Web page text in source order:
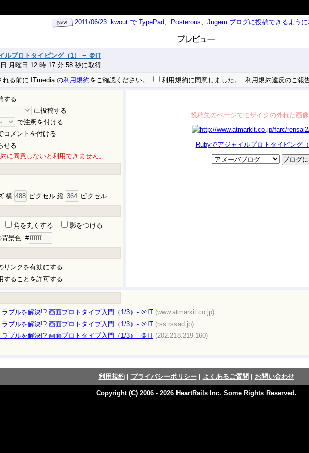
2011/06/23: kwout で TypePad、Posterous、Jugem ブログに投稿できるよう
ルプロトタイピング（1） − ＠IT
月曜日 12 時 17 分 58 秒に取得
れる前に ITmedia の利用規約をご確認ください。 利用規約に同意しました。 利用規約違反のご報
する
に投稿する
で注釈を付ける
コメントを付ける
せる
に同意しないと利用できません。
横
ピクセル 縦 ピクセル
角を丸くする
影をつける
背景色: #
リンクを有効にする
することを許可する
投稿先のページでモザイクの外れた画
Rubyでアジャイルプロトタイピング
ブルを解決!? 画面プロトタイプ入門（1/3）- ＠IT (www.atmarkit.co.jp)
ブルを解決!? 画面プロトタイプ入門（1/3）- ＠IT (rss.rssad.jp)
ブルを解決!? 画面プロトタイプ入門（1/3）- ＠IT (202.218.219.160)
利用規約| プライバシーポリシー| よくあるご質問 | お問い合わせ
Copyright (C) 2006 - 2026 HeartRails Inc. Some Rights Reserved.